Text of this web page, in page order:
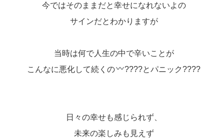
今ではそのままだと幸せになれないよの
サインだとわかりますが
当時は何で人生の中で辛いことが
こんなに悪化して続くの
????とパニック????
日々の幸せも感じられず、
未来の楽しみも見えず